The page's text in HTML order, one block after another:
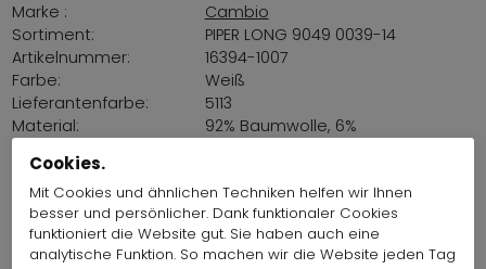
Marke :
Cambio
Sortiment:
PIPER LONG 9049 0039-14
Artikelnummer:
16394-1007
Farbe:
Weiß
Lieferantenfarbe:
5113
Material:
92% Baumwolle, 6%
Passform::
Länge:
100 cm
Land der Produktion:
Tunesien
Artikelgröße auf Foto
Größe 36
Cookies.
Mit Cookies und ähnlichen Techniken helfen wir Ihnen
besser und persönlicher. Dank funktionaler Cookies
funktioniert die Website gut. Sie haben auch eine
analytische Funktion. So machen wir die Website jeden Tag